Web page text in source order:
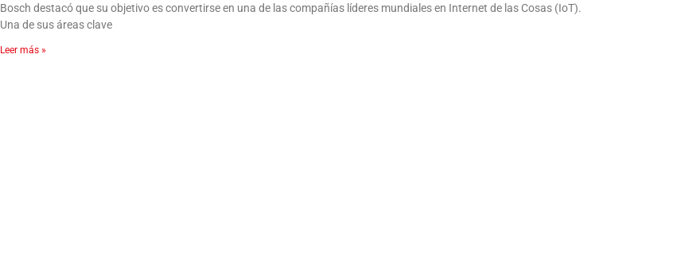
Bosch destacó que su objetivo es convertirse en una de las compañías líderes mundiales en Internet de las Cosas (IoT).
Una de sus áreas clave
Leer más »